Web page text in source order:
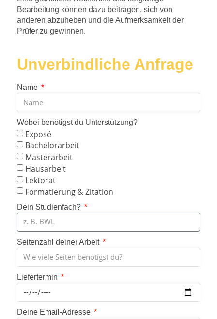
Bearbeitung können dazu beitragen, sich von
anderen abzuheben und die Aufmerksamkeit der
Prüfer zu gewinnen.
Unverbindliche Anfrage
Name
Wobei benötigst du Unterstützung?
Exposé
Bachelorarbeit
Masterarbeit
Hausarbeit
Lektorat
Formatierung & Zitation
Dein Studienfach?
Seitenzahl deiner Arbeit
Liefertermin
Deine Email-Adresse